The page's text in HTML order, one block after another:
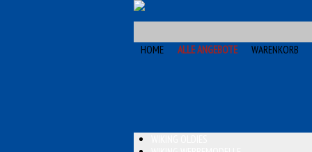
HOME
ALLE ANGEBOTE WARENKORB